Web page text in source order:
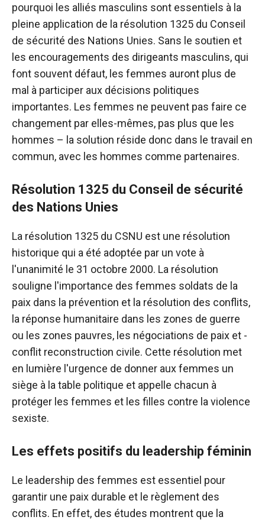
pourquoi les alliés masculins sont essentiels à la
pleine application de la résolution 1325 du Conseil
de sécurité des Nations Unies. Sans le soutien et
les encouragements des dirigeants masculins, qui
font souvent défaut, les femmes auront plus de
mal à participer aux décisions politiques
importantes. Les femmes ne peuvent pas faire ce
changement par elles-mêmes, pas plus que les
hommes – la solution réside donc dans le travail en
commun, avec les hommes comme partenaires.
Résolution 1325 du Conseil de sécurité
des Nations Unies
La résolution 1325 du CSNU est une résolution
historique qui a été adoptée par un vote à
l'unanimité le 31 octobre 2000. La résolution
souligne l'importance des femmes soldats de la
paix dans la prévention et la résolution des conflits,
la réponse humanitaire dans les zones de guerre
ou les zones pauvres, les négociations de paix et -
conflit reconstruction civile. Cette résolution met
en lumière l'urgence de donner aux femmes un
siège à la table politique et appelle chacun à
protéger les femmes et les filles contre la violence
sexiste.
Les effets positifs du leadership féminin
Le leadership des femmes est essentiel pour
garantir une paix durable et le règlement des
conflits. En effet, des études montrent que la